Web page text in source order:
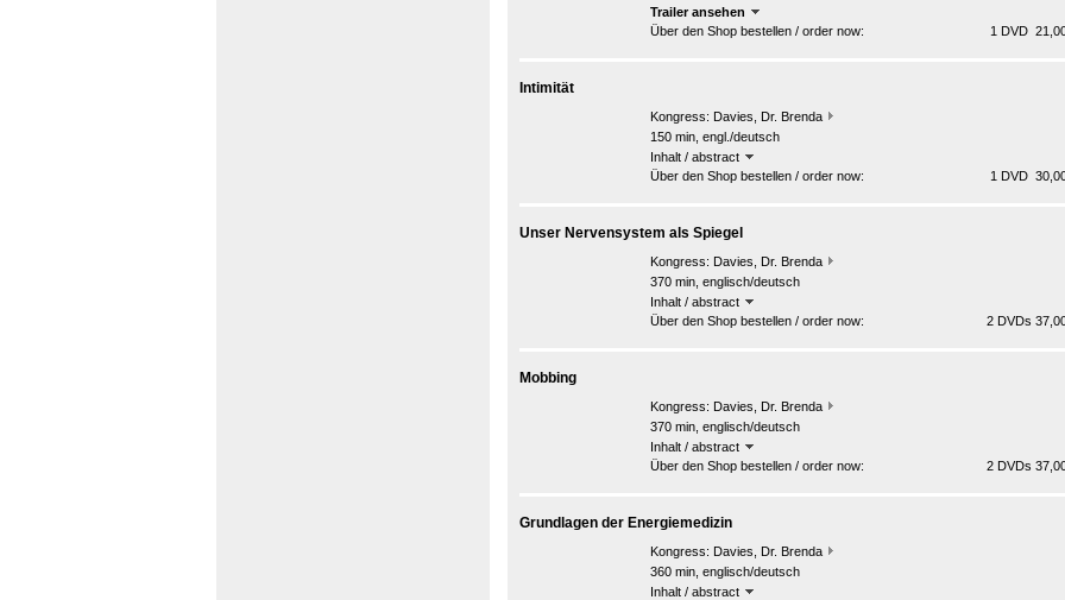
Trailer ansehen
Über den Shop bestellen / order now:
1 DVD
Intimität
Kongress: Davies, Dr. Brenda
150 min, engl./deutsch
Inhalt / abstract
Über den Shop bestellen / order now:
1 DVD
Unser Nervensystem als Spiegel
Kongress: Davies, Dr. Brenda
370 min, englisch/deutsch
Inhalt / abstract
Über den Shop bestellen / order now:
2 DVDs
Mobbing
Kongress: Davies, Dr. Brenda
370 min, englisch/deutsch
Inhalt / abstract
Über den Shop bestellen / order now:
2 DVDs
Grundlagen der Energiemedizin
Kongress: Davies, Dr. Brenda
360 min, englisch/deutsch
Inhalt / abstract